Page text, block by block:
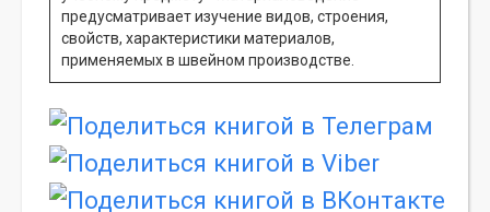
предусматривает изучение видов, строения,
свойств, характеристики материалов,
применяемых в швейном производстве.